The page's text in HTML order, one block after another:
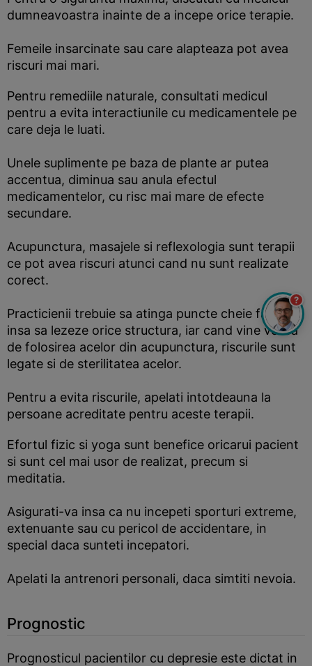
dumneavoastra inainte de a incepe orice terapie.
Femeile insarcinate sau care alapteaza pot avea
riscuri mai mari.
Pentru remediile naturale, consultati medicul
pentru a evita interactiunile cu medicamentele pe
care deja le luati.
Unele suplimente pe baza de plante ar putea
accentua, diminua sau anula efectul
medicamentelor, cu risc mai mare de efecte
secundare.
Acupunctura, masajele si reflexologia sunt terapii
ce pot avea riscuri atunci cand nu sunt realizate
corect.
Practicienii trebuie sa atinga puncte cheie fara
insa sa lezeze orice structura, iar cand vine vorba
de folosirea acelor din acupunctura, riscurile sunt
legate si de sterilitatea acelor.
Pentru a evita riscurile, apelati intotdeauna la
persoane acreditate pentru aceste terapii.
Efortul fizic si yoga sunt benefice oricarui pacient
si sunt cel mai usor de realizat, precum si
meditatia.
Asigurati-va insa ca nu incepeti sporturi extreme,
extenuante sau cu pericol de accidentare, in
special daca sunteti incepatori.
Apelati la antrenori personali, daca simtiti nevoia.
Prognostic
Prognosticul pacientilor cu depresie este dictat in
?